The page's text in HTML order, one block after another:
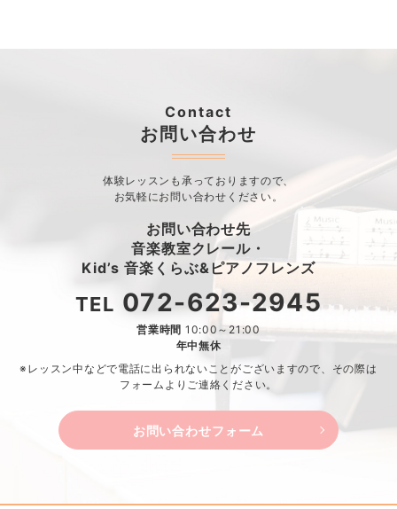
Contact
お問い合わせ
体験レッスンも承っておりますので、
お気軽にお問い合わせください。
お問い合わせ先
音楽教室クレール・
Kid’s 音楽くらぶ&ピアノフレンズ
TEL 072-623-2945
営業時間 10:00～21:00
年中無休
※レッスン中などで電話に出られないことがございますので、 その際は
フォームよりご連絡ください。
お問い合わせフォーム